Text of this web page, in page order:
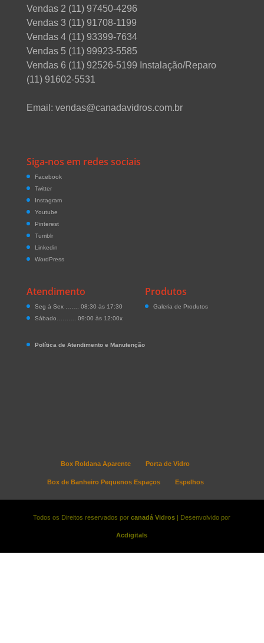
Vendas 2 (11) 97450-4296
Vendas 3 (11) 91708-1199
Vendas 4 (11) 93399-7634
Vendas 5 (11) 99923-5585
Vendas 6 (11) 92526-5199 Instalação/Reparo
(11) 91602-5531
Email: vendas@canadavidros.com.br
Siga-nos em redes sociais
Facebook
Twitter
Instagram
Youtube
Pinterest
Tumblr
Linkedin
WordPress
Atendimento
Seg à Sex ……. 08:30 às 17:30
Sábado………. 09:00 às 12:00x
Política de Atendimento e Manutenção
Produtos
Galeria de Produtos
Box Roldana Aparente Porta de Vidro
Box de Banheiro Pequenos Espaços Espelhos
Todos os Direitos reservados porcanadá Vidros | Desenvolvido por
Acdigitals